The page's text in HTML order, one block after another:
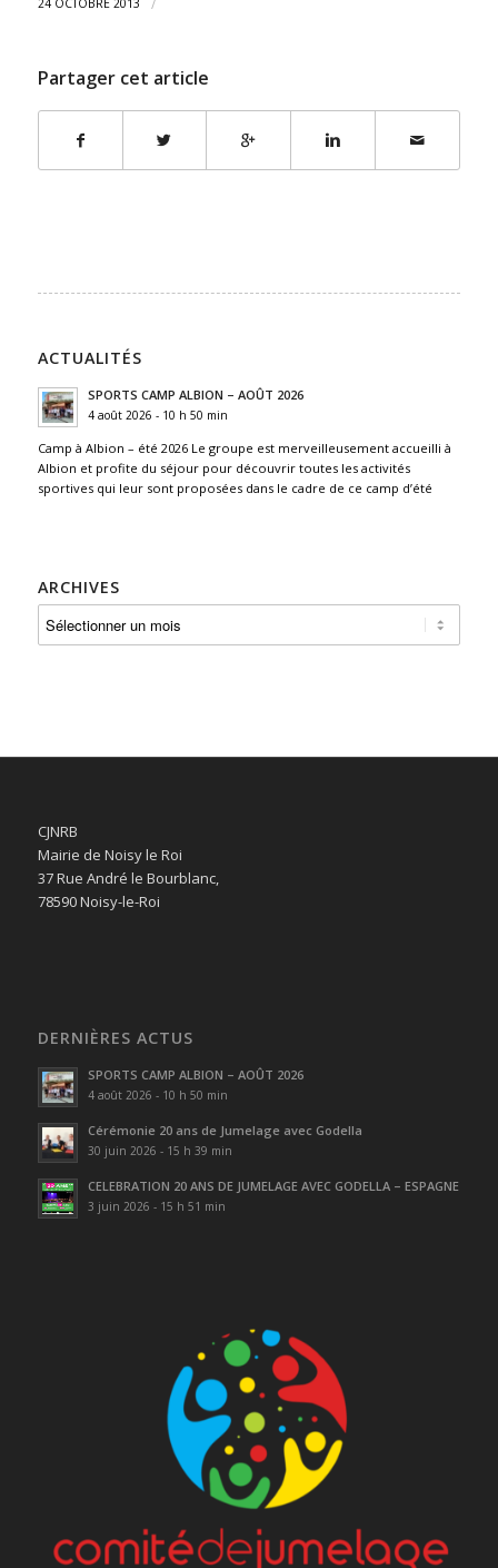
24 OCTOBRE 2013 /
Partager cet article
ACTUALITÉS
SPORTS CAMP ALBION – AOÛT 2026
4 août 2026 - 10 h 50 min
Camp à Albion – été 2026 Le groupe est merveilleusement accueilli à
Albion et profite du séjour pour découvrir toutes les activités
sportives qui leur sont proposées dans le cadre de ce camp d’été
ARCHIVES
CJNRB
Mairie de Noisy le Roi
37 Rue André le Bourblanc,
78590 Noisy-le-Roi
DERNIÈRES ACTUS
SPORTS CAMP ALBION – AOÛT 2026
4 août 2026 - 10 h 50 min
Cérémonie 20 ans de Jumelage avec Godella
30 juin 2026 - 15 h 39 min
CELEBRATION 20 ANS DE JUMELAGE AVEC GODELLA – ESPAGNE
3 juin 2026 - 15 h 51 min